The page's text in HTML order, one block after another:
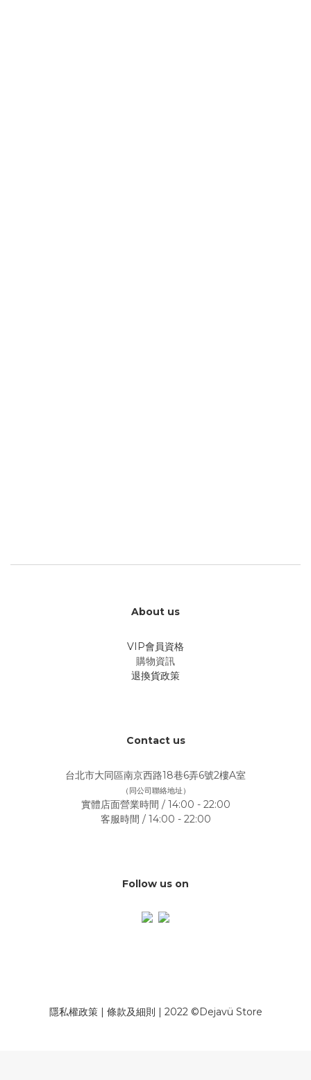
About us
VIP會員資格
購物資訊
退換貨政策
Contact us
台北市大同區南京西路18巷6弄6號2樓A室
（同公司聯絡地址）
實體店面營業時間 / 14:00 - 22:00
客服時間 / 14:00 - 22:00
Follow us on
隱私權政策| 條款及細則 | 2022 ©Dejavü Store